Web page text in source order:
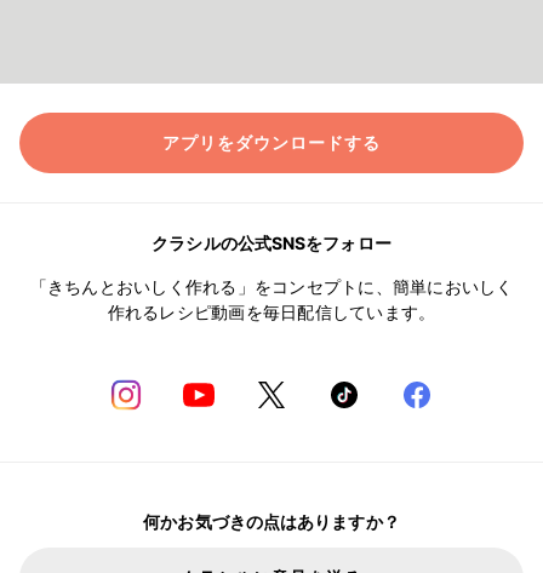
アプリをダウンロードする
クラシルの公式SNSをフォロー
「きちんとおいしく作れる」をコンセプトに、簡単においしく
作れるレシピ動画を毎日配信しています。
何かお気づきの点はありますか？